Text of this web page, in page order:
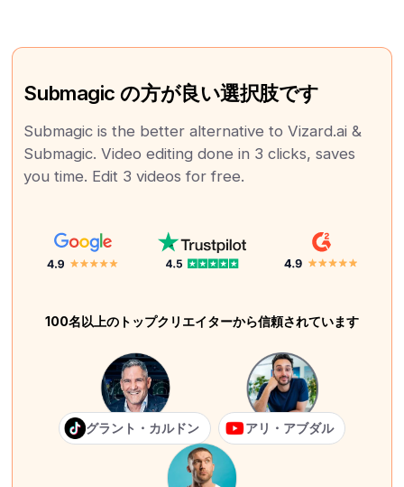
Submagic の方が良い選択肢です
Submagic is the better alternative to Vizard.ai &
Submagic. Video editing done in 3 clicks, saves
you time. Edit 3 videos for free.
100名以上のトップクリエイターから信頼されています
グラント・カルドン アリ・アブダル